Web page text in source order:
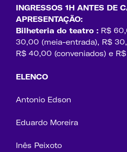
INGRESSOS 1H ANTES DE
APRESENTAÇÃO:
Bilheteria do teatro : R$
30,00 (meia-entrada), R$
R$ 40,00 (conveniados) e
ELENCO
Antonio Edson
Eduardo Moreira
Inês Peixoto